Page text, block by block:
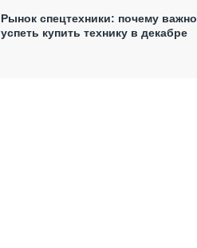
Рынок спецтехники: почему важно
успеть купить технику в декабре